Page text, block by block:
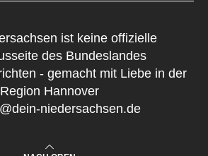
ist keine offizielle
des Bundeslandes
- gemacht mit Liebe in der
Region Hannover
niedersachsen.de